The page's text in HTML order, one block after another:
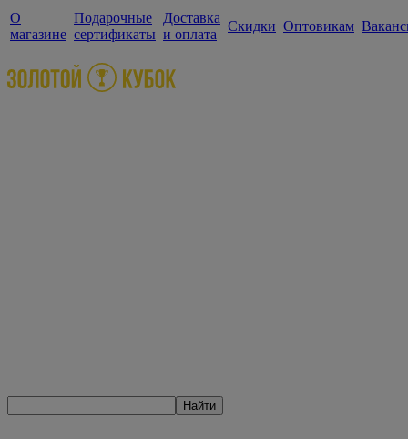
О
магазине
Подарочные
сертификаты
Доставка
и оплата
Скидки Оптовикам
Найти